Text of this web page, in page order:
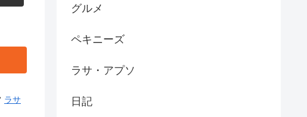
ラサ
グルメ
ペキニーズ
ラサ・アプソ
日記